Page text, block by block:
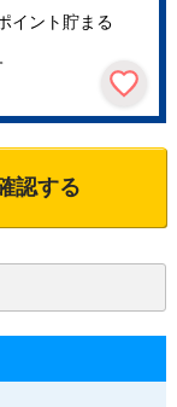
イント貯まる
認する